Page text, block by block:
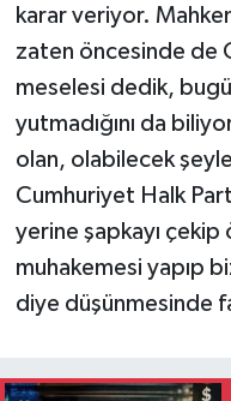
karar veriyor.
zaten öncesinde de
meselesi dedik,
yutmadığını da
olan, olabilecek
Cumhuriyet Halk
yerine şapkayı çekip
muhakemesi yapıp
diye düşünmesinde